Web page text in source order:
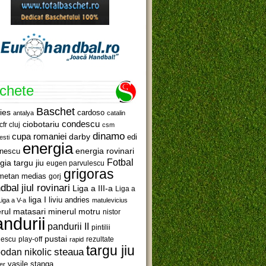
antalya Baschet cardoso catalin
cfr cluj ciobotariu condescu csm
cupa romaniei darby dinamo edi
energia energia rovinari
targu jiu eugen parvulescu Fotbal
medias gorj grigoras
jiul rovinari Liga a III-a Liga a
a V-a liga I liviu andries matulevicius
matasari minerul motru nistor
pandurii II pintilii
play-off pustai rapid rezultate
nikolic steaua targu jiu
vasile stanga